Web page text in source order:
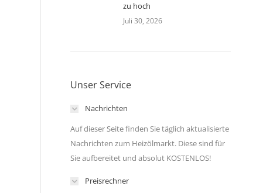
zu hoch
Juli 30, 2026
Unser Service
Nachrichten
Auf dieser Seite finden Sie täglich aktualisierte
Nachrichten zum Heizölmarkt. Diese sind für
Sie aufbereitet und absolut KOSTENLOS!
Preisrechner